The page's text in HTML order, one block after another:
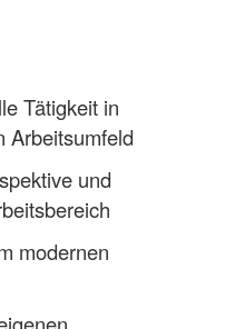
Tätigkeit in
Arbeitsumfeld
und
modernen